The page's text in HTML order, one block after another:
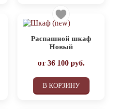
Распашной шкаф
Новый
от 36 100руб.
В КОРЗИНУ